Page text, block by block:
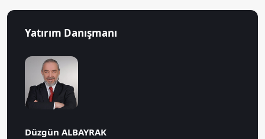
Yatırım Danışmanı
Düzgün ALBAYRAK